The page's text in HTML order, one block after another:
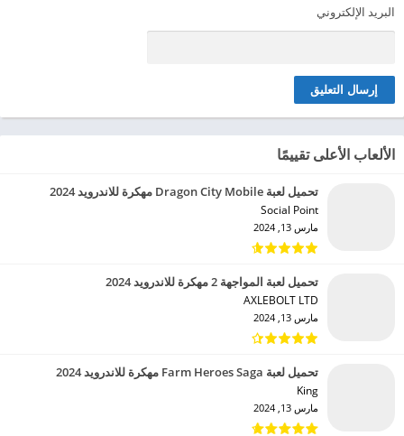
البريد الإلكتروني
الألعاب الأعلى تقييمًا
تحميل لعبة Dragon City Mobile مهكرة للاندرويد 2024
Social Point‏
مارس 13, 2024
تحميل لعبة المواجهة 2 مهكرة للاندرويد 2024
AXLEBOLT LTD‏
مارس 13, 2024
تحميل لعبة Farm Heroes Saga مهكرة للاندرويد 2024
King‏
مارس 13, 2024